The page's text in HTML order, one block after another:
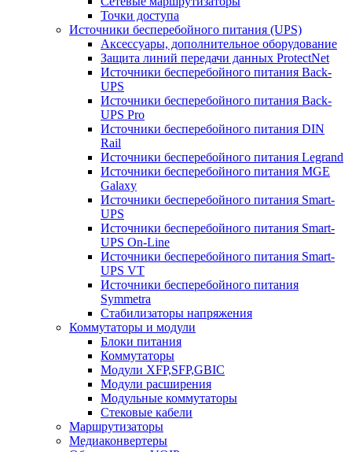
Точки доступа
Источники бесперебойного питания (UPS)
Аксессуары, дополнительное оборудование
Защита линий передачи данных ProtectNet
Источники бесперебойного питания Back-
UPS
Источники бесперебойного питания Back-
UPS Pro
Источники бесперебойного питания DIN
Rail
Источники бесперебойного питания Legrand
Источники бесперебойного питания MGE
Galaxy
Источники бесперебойного питания Smart-
UPS
Источники бесперебойного питания Smart-
UPS On-Line
Источники бесперебойного питания Smart-
UPS VT
Источники бесперебойного питания
Symmetra
Стабилизаторы напряжения
Коммутаторы и модули
Блоки питания
Коммутаторы
Модули XFP,SFP,GBIC
Модули расширения
Модульные коммутаторы
Стековые кабели
Маршрутизаторы
Медиаконвертеры